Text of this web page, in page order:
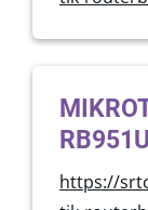
https://